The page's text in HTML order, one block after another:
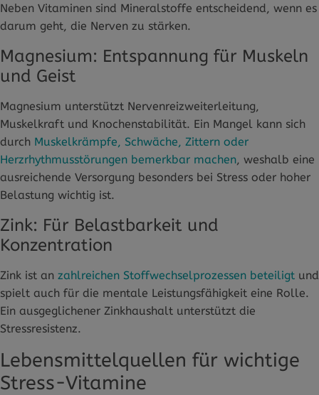
Neben Vitaminen sind Mineralstoffe entscheidend, wenn es
darum geht, die Nerven zu stärken.
Magnesium: Entspannung für Muskeln
und Geist
Magnesium unterstützt Nervenreizweiterleitung,
Muskelkraft und Knochenstabilität. Ein Mangel kann sich
durch Muskelkrämpfe, Schwäche, Zittern oder
Herzrhythmusstörungen bemerkbar machen, weshalb eine
ausreichende Versorgung besonders bei Stress oder hoher
Belastung wichtig ist.
Zink: Für Belastbarkeit und
Konzentration
Zink ist an zahlreichen Stoffwechselprozessen beteiligt und
spielt auch für die mentale Leistungsfähigkeit eine Rolle.
Ein ausgeglichener Zinkhaushalt unterstützt die
Stressresistenz.
Lebensmittelquellen für wichtige
Stress-Vitamine